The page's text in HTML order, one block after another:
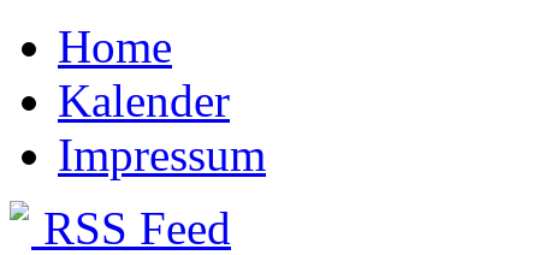
Home
Kalender
Impressum
RSS Feed